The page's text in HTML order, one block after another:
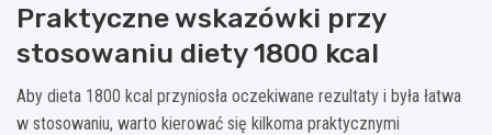
Praktyczne wskazówki przy
stosowaniu diety 1800 kcal
Aby dieta 1800 kcal przyniosła oczekiwane rezultaty i była łatwa
w stosowaniu, warto kierować się kilkoma praktycznymi